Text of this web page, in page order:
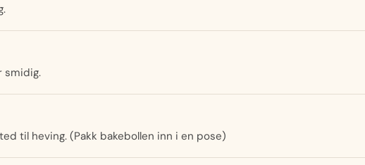
smidig.
til heving. (Pakk bakebollen inn i en pose)